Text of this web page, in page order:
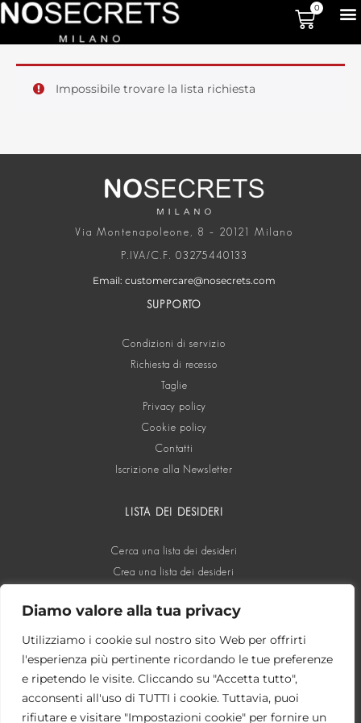
Diamo valore alla tua privacy
Utilizziamo i cookie sul nostro sito Web per offrirti
l'esperienza più pertinente ricordando le tue preferenze
e ripetendo le visite. Cliccando su "Accetta tutto",
acconsenti all'uso di TUTTI i cookie. Tuttavia, puoi
rifiutare e visitare "Impostazioni cookie" per fornire un
0
Impossibile trovare la lista richiesta
Via Montenapoleone, 8 – 20121 Milano
P.IVA/C.F. 03275440133
Email: customercare@nosecrets.com
SUPPORTO
Condizioni di servizio
Richiesta di recesso
Taglie
Privacy policy
Cookie policy
Contatti
Iscrizione alla Newsletter
LISTA DEI DESIDERI
Cerca una lista dei desideri
Crea una lista dei desideri
SOCIAL